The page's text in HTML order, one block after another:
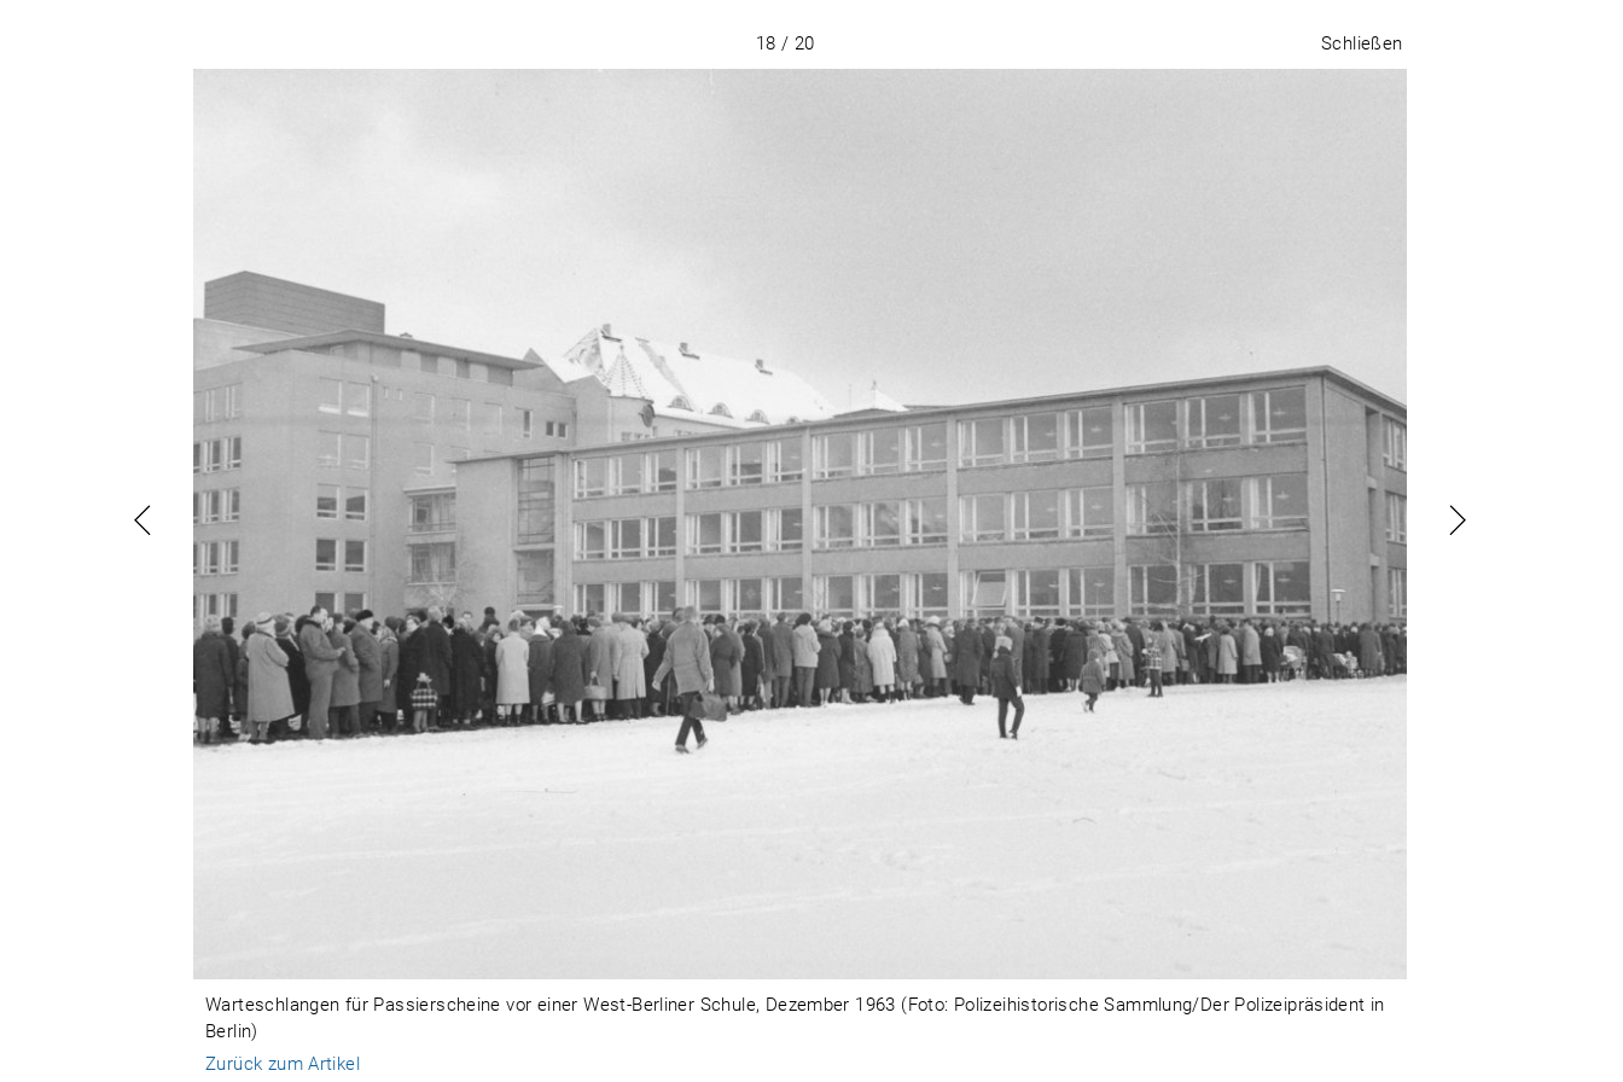
18 / 20 Schließen
Warteschlangen für Passierscheine vor einer West-Berliner Schule, Dezember 1963 (Foto: Polizeihistorische Sammlung/Der Polizeipräsident in
Berlin)
Zurück zum Artikel